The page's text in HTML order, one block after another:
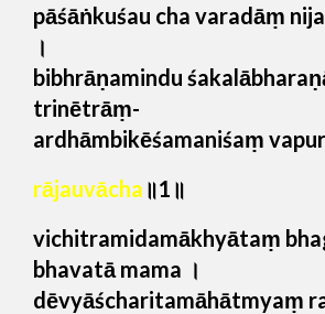
pāśāṅkuśau cha varadāṃ
।
bibhrāṇamindu
trinētrāṃ-
ardhāmbikēśamaniśaṃ
rājauvācha ॥1॥
vichitramidamākhyātaṃ
bhavatā mama ।
dēvyāścharitamāhātmyaṃ